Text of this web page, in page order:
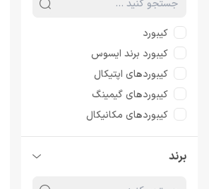
کیبورد
کیبورد برند ایسوس
کیبوردهای اپتیکال
کیبوردهای گیمینگ
کیبوردهای مکانیکال
موس
برند